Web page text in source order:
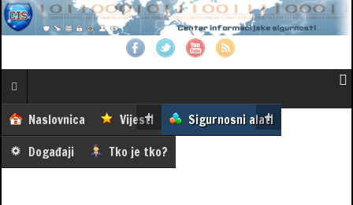
Naslovnica Vijesti
Sigurnosni alati
Događaji
Tko je tko?